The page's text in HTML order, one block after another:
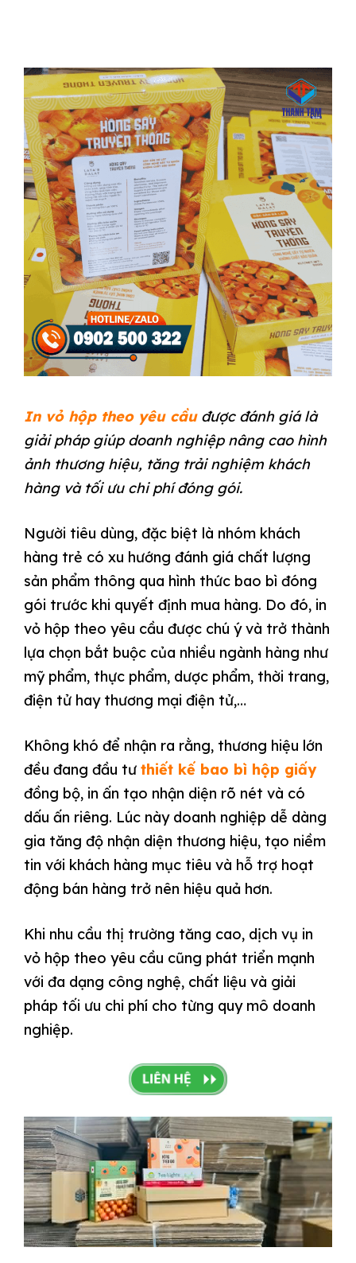
In vỏ hộp theo yêu cầuđược đánh giá là
giải pháp giúp doanh nghiệp nâng cao hình
ảnh thương hiệu, tăng trải nghiệm khách
hàng và tối ưu chi phí đóng gói.
Người tiêu dùng, đặc biệt là nhóm khách
hàng trẻ có xu hướng đánh giá chất lượng
sản phẩm thông qua hình thức bao bì đóng
gói trước khi quyết định mua hàng. Do đó, in
vỏ hộp theo yêu cầu được chú ý và trở thành
lựa chọn bắt buộc của nhiều ngành hàng như
mỹ phẩm, thực phẩm, dược phẩm, thời trang,
điện tử hay thương mại điện tử,…
Không khó để nhận ra rằng, thương hiệu lớn
đều đang đầu tư thiết kế bao bì hộp giấy
đồng bộ, in ấn tạo nhận diện rõ nét và có
dấu ấn riêng. Lúc này doanh nghiệp dễ dàng
gia tăng độ nhận diện thương hiệu, tạo niềm
tin với khách hàng mục tiêu và hỗ trợ hoạt
động bán hàng trở nên hiệu quả hơn.
Khi nhu cầu thị trường tăng cao, dịch vụ in
vỏ hộp theo yêu cầu cũng phát triển mạnh
với đa dạng công nghệ, chất liệu và giải
pháp tối ưu chi phí cho từng quy mô doanh
nghiệp.